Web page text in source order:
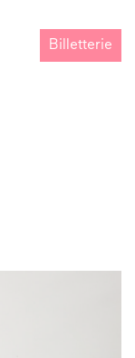
Billetterie